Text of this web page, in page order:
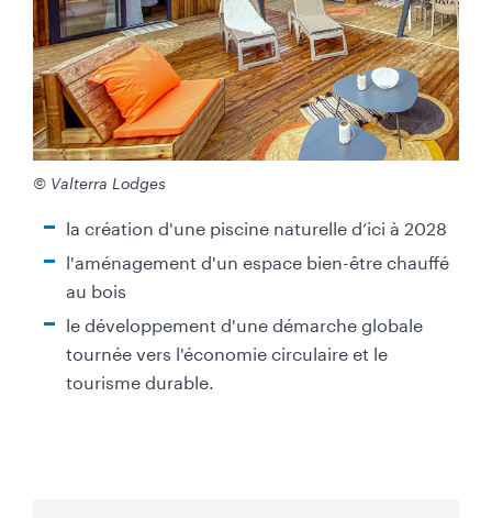
© Valterra Lodges
la création d'une piscine naturelle d’ici à 2028
l'aménagement d'un espace bien-être chauffé
au bois
le développement d'une démarche globale
tournée vers l'économie circulaire et le
tourisme durable.